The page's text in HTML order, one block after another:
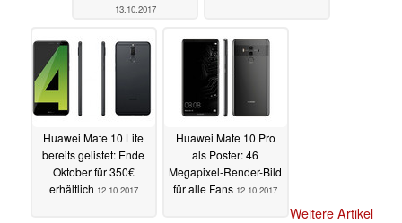
13.10.2017
Huawei Mate 10 Lite
bereits gelistet: Ende
Oktober für 350€
erhältlich 12.10.2017
Huawei Mate 10 Pro
als Poster: 46
Megapixel-Render-Bild
für alle Fans 12.10.2017
Weitere Artikel